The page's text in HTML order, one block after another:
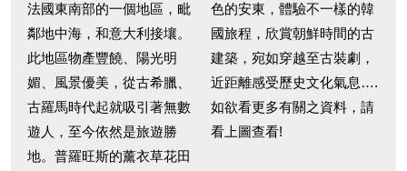
法國東南部的一個地區，毗
鄰地中海，和意大利接壤。
此地區物產豐饒、陽光明
媚、風景優美，從古希臘、
古羅馬時代起就吸引著無數
遊人，至今依然是旅遊勝
地。普羅旺斯的薰衣草花田
色的安東，體驗不一樣的韓
國旅程，欣賞朝鮮時間的古
建築，宛如穿越至古裝劇，
近距離感受歷史文化氣息….
如欲看更多有關之資料，請
看上圖查看!